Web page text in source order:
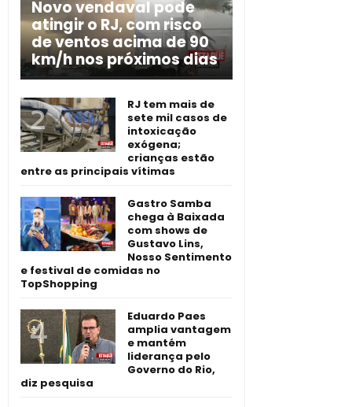
Novo vendaval pode
atingir o RJ, com risco
de ventos acima de 90
km/h nos próximos dias
RJ tem mais de
sete mil casos de
intoxicação
exógena;
crianças estão
entre as principais vítimas
Gastro Samba
chega à Baixada
com shows de
Gustavo Lins,
Nosso Sentimento
e festival de comidas no
TopShopping
Eduardo Paes
amplia vantagem
e mantém
liderança pelo
Governo do Rio,
diz pesquisa